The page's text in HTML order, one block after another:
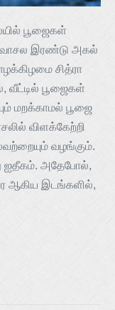
பூஜைகள்
வாசல இரண்டு அகல்
சித்ரா
வீட்டில் பூஜைகள்
மறக்காமல் பூஜை
விளக்கேற்றி
வழங்கும்.
ஐதீகம். அதேபோல்,
ஆகிய இடங்களில்,